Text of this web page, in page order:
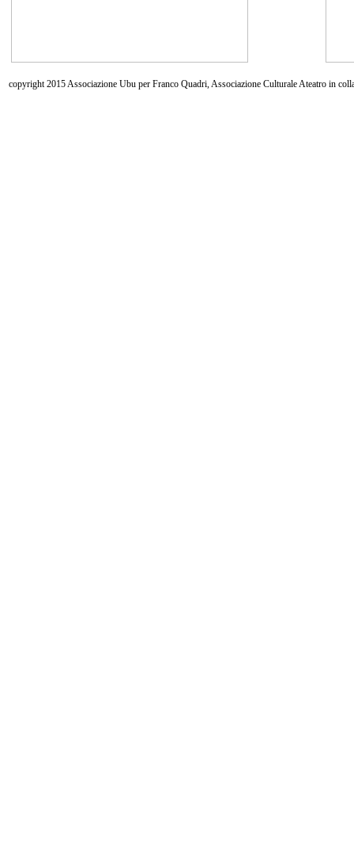
copyright 2015 Associazione Ubu per Franco Quadri, Associazione Culturale Ateatro in